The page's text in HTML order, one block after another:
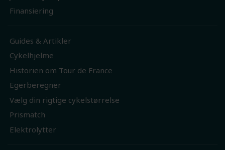
Finansiering
Guides & Artikler
Cykelhjelme
Historien om Tour de France
Egerberegner
Vælg din rigtige cykelstørrelse
Prismatch
Elektrolytter